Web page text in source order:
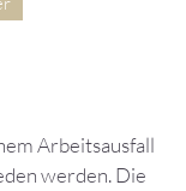
Arbeitsausfall
werden. Die